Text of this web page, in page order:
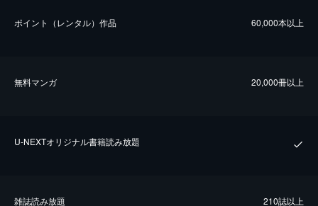
ポイント（レンタル）作品 60,000本以上
無料マンガ 20,000冊以上
U-NEXTオリジナル書籍読み放題
雑誌読み放題 210誌以上